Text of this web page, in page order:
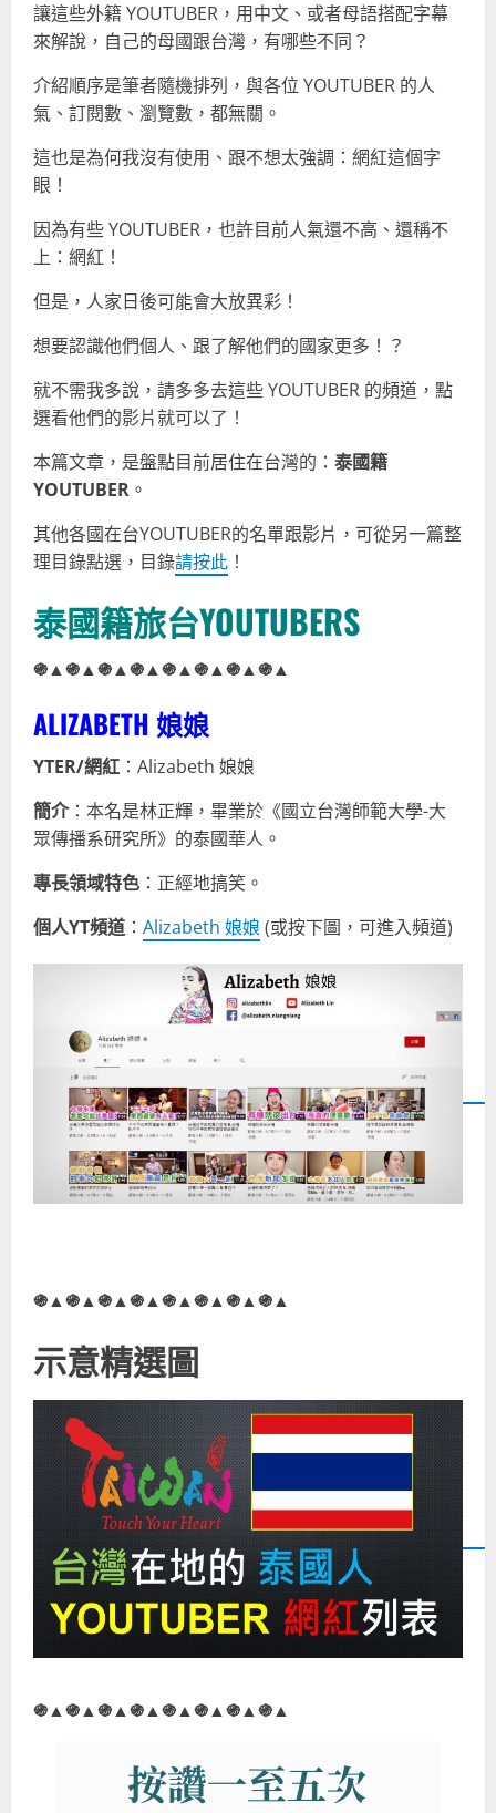
讓這些外籍 YOUTUBER，用中文、或者母語搭配字幕
來解說，自己的母國跟台灣，有哪些不同？
介紹順序是筆者隨機排列，與各位 YOUTUBER 的人
氣、訂閱數、瀏覽數，都無關。
這也是為何我沒有使用、跟不想太強調：網紅這個字
眼！
因為有些 YOUTUBER，也許目前人氣還不高、還稱不
上：網紅！
但是，人家日後可能會大放異彩！
想要認識他們個人、跟了解他們的國家更多！？
就不需我多說，請多多去這些 YOUTUBER 的頻道，點
選看他們的影片就可以了！
本篇文章，是盤點目前居住在台灣的： 泰國籍
YOUTUBER 。
其他各國在台YOUTUBER的名單跟影片，可從另一篇整
理目錄點選，目錄請按此 ！
泰國籍旅台YOUTUBERS
֍▲֍▲֍▲֍▲֍▲֍▲֍▲֍▲
ALIZABETH 娘娘
YTER/網紅 ：Alizabeth 娘娘
簡介：本名是林正輝，畢業於《國立台灣師範大學-大
眾傳播系研究所》的泰國華人。
專長領域特色 ：正經地搞笑。
個人YT頻道 ： Alizabeth 娘娘 (或按下圖，可進入頻道)
֍▲֍▲֍▲֍▲֍▲֍▲֍▲֍▲
示意精選圖
֍▲֍▲֍▲֍▲֍▲֍▲֍▲֍▲